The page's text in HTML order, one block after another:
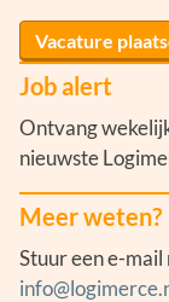
Vacature
Job alert
Ontvang
nieuwste
Meer weten?
Stuur een e-mail